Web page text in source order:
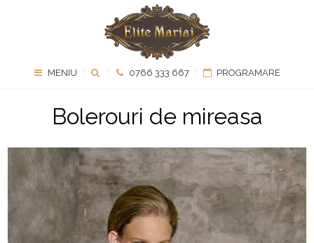
MENIU 0766 333 667 PROGRAMARE
Bolerouri de mireasa